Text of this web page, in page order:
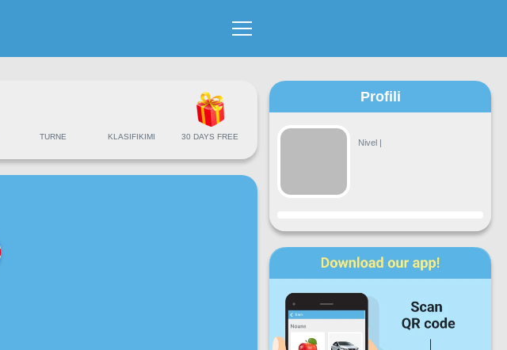
TURNE KLASIFIKIMI 30 DAYS FREE
Profili
Nivel |
Progresi
Hën Mër Enj